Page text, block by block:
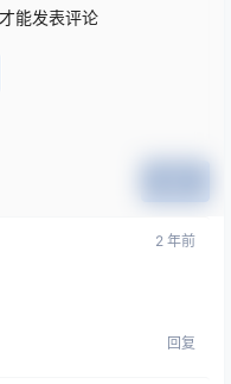
能发表评论
2 年前
回复